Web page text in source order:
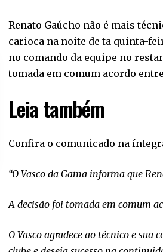
Renato Gaúcho não é mais
carioca na noite de ta quinta-
no comando da equipe no
tomada em comum acordo
Leia também
Confira o comunicado na
“O Vasco da Gama informa que
A decisão foi tomada em comum
O Vasco agradece ao técnico e sua